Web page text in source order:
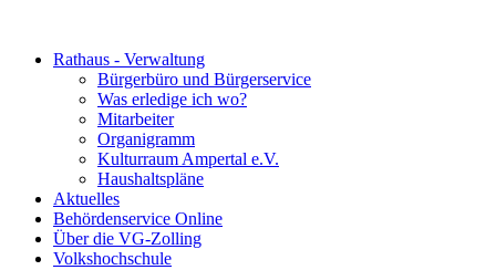
Rathaus - Verwaltung
Bürgerbüro und Bürgerservice
Was erledige ich wo?
Mitarbeiter
Organigramm
Kulturraum Ampertal e.V.
Haushaltspläne
Aktuelles
Behördenservice Online
Über die VG-Zolling
Volkshochschule